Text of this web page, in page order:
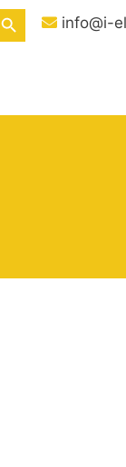
info@i-
Button